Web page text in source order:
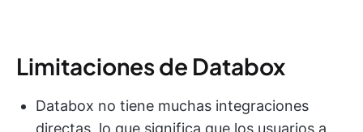
Limitaciones de Databox
Databox no tiene muchas integraciones
directas, lo que significa que los usuarios a